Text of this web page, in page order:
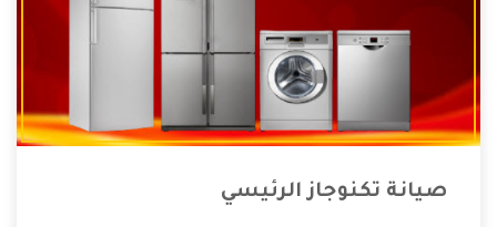
صيانة تكنوجاز الرئيسي